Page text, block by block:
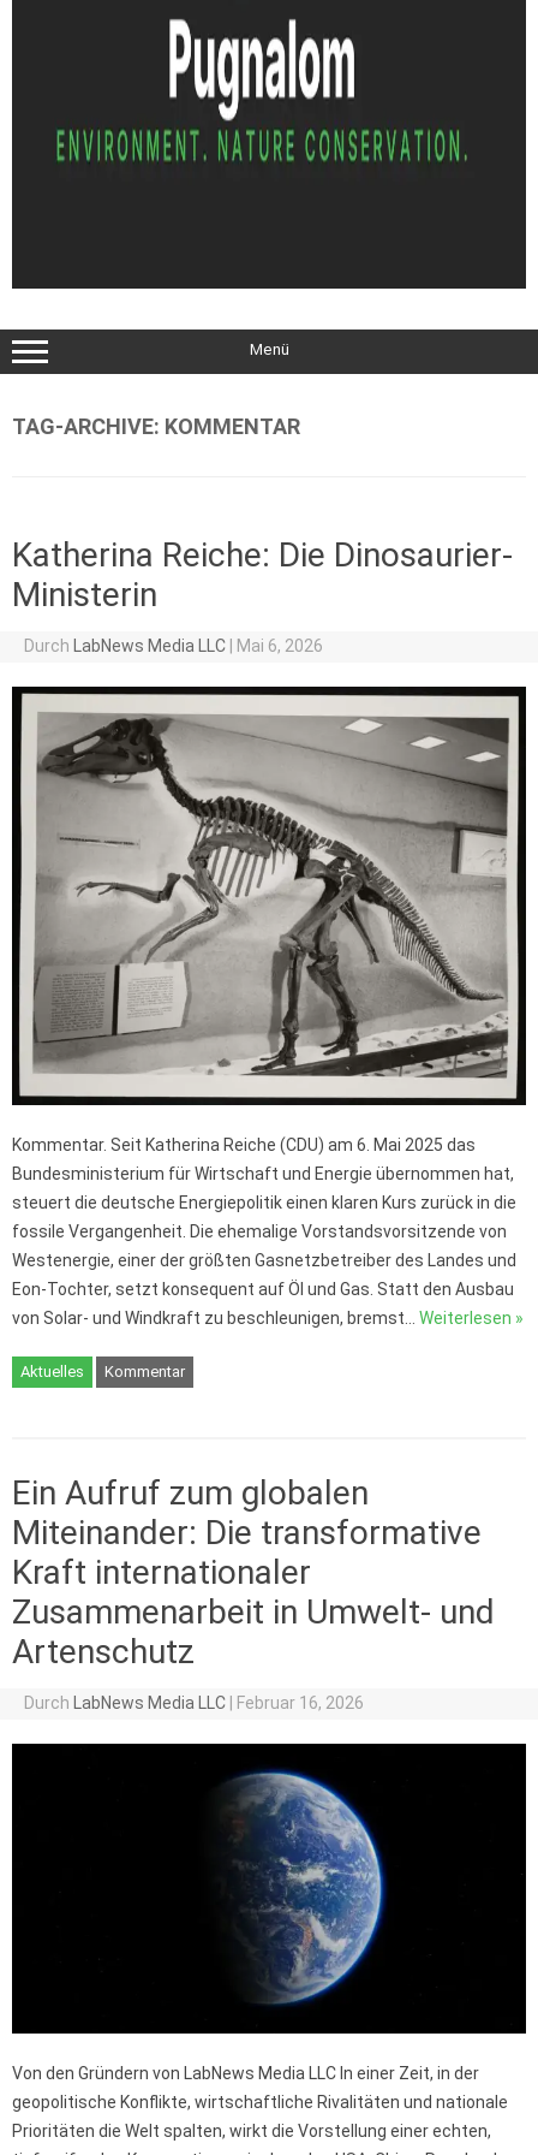
Menü
TAG-ARCHIVE: KOMMENTAR
Katherina Reiche: Die Dinosaurier-
Ministerin
Durch LabNews Media LLC Mai 6, 2026
Kommentar. Seit Katherina Reiche (CDU) am 6. Mai 2025 das
Bundesministerium für Wirtschaft und Energie übernommen hat,
steuert die deutsche Energiepolitik einen klaren Kurs zurück in die
fossile Vergangenheit. Die ehemalige Vorstandsvorsitzende von
Westenergie, einer der größten Gasnetzbetreiber des Landes und
Eon-Tochter, setzt konsequent auf Öl und Gas. Statt den Ausbau
von Solar- und Windkraft zu beschleunigen, bremst… Weiterlesen »
Aktuelles Kommentar
Ein Aufruf zum globalen
Miteinander: Die transformative
Kraft internationaler
Zusammenarbeit in Umwelt- und
Artenschutz
Durch LabNews Media LLC Februar 16, 2026
Von den Gründern von LabNews Media LLC In einer Zeit, in der
geopolitische Konflikte, wirtschaftliche Rivalitäten und nationale
Prioritäten die Welt spalten, wirkt die Vorstellung einer echten,